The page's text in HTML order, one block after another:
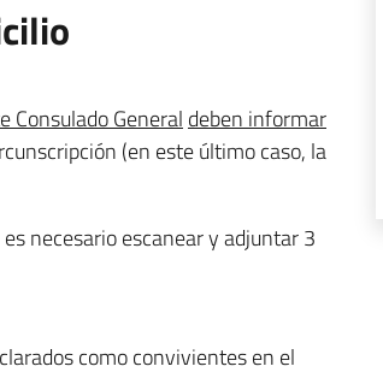
Consulado General deben informar
(en este último caso, la
es necesario escanear y adjuntar 3
como convivientes en el